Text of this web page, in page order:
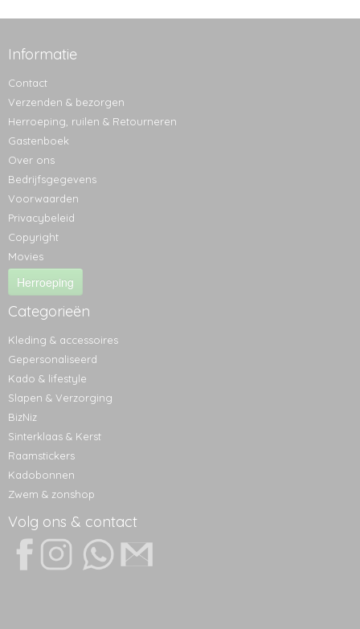
Informatie
Contact
Verzenden & bezorgen
Herroeping, ruilen & Retourneren
Gastenboek
Over ons
Bedrijfsgegevens
Voorwaarden
Privacybeleid
Copyright
Movies
Herroeping
Categorieën
Kleding & accessoires
Gepersonaliseerd
Kado & lifestyle
Slapen & Verzorging
BizNiz
Sinterklaas & Kerst
Raamstickers
Kadobonnen
Zwem & zonshop
Volg ons & contact